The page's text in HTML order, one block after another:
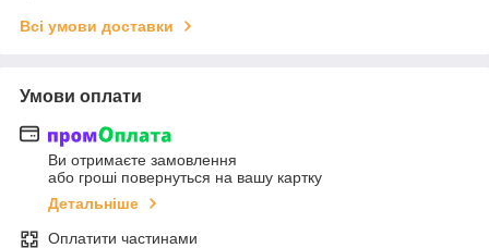
Всі умови доставки
Умови оплати
Ви отримаєте замовлення
або гроші повернуться на вашу картку
Детальніше
Оплатити частинами